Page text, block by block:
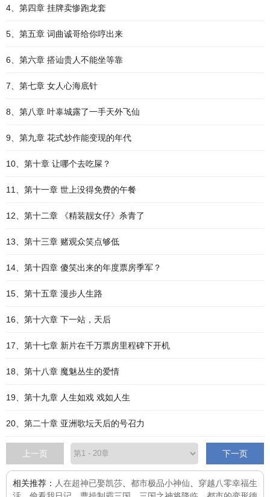
4、第四章 挂牌卖惨跑龙套
5、第五章 词曲诚哥给你哼出来
6、第六章 搭讪贵人不能坐等靠
7、第七章 女人心海底针
8、第八章 叶辜城露了一手天外飞仙
9、第九章 花式炒作能变现的年代
10、第十章 让哪个去吃屎？
11、第十一章 世上没得免费的午餐
12、第十二章 《精装靓女仔》杀青了
13、第十三章 赌观众笑点够低
14、第十四章 傻笑出来的年度票房季军？
15、第十五章 漫步人生路
16、第十六章 下一站，天后
17、第十七章 新片在千万票房里程碑下开机
18、第十八章 魔魅丛生的爱情
19、第十九章 人生如戏 戏如人生
20、第二十章 亚洲歌坛天后的号召力
上一页 下一页
相关推荐： 人在超神已娶凯莎 都市极品小神仙
穿越八零幸福生